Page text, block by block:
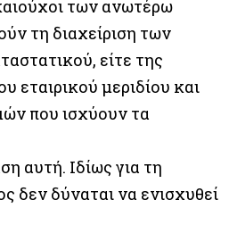
των ανωτέρω
τη διαχείριση των
είτε της
εταιρικού μεριδίου και
που ισχύουν τα
αυτή. Ιδίως για τη
δεν δύναται να ενισχυθεί